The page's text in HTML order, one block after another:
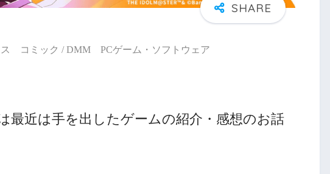
コミック / DMM PCゲーム・ソフトウェア
最近は手を出したゲームの紹介・感想のお話